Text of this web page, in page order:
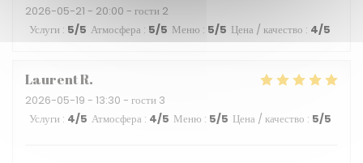
2026-05-21 - 20:00 - гости 2
Услуги : 5/5 Атмосфера : 5/5 Меню : 5/5 Цена / качество : 4/5
LaurentR
2026-05-19 - 13:30 - гости 3
Услуги : 4/5 Атмосфера : 4/5 Меню : 5/5 Цена / качество : 5/5